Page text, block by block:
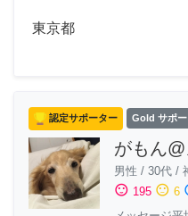
東京都
認定サポーター Gold サポ
がもん
男性 / 30代 /
sentiment_satisfied 195 sentiment_neutral 6